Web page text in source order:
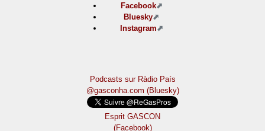
Facebook
Bluesky
Instagram
Podcasts sur Ràdio País
@gasconha.com (Bluesky)
Esprit GASCON
(Facebook)